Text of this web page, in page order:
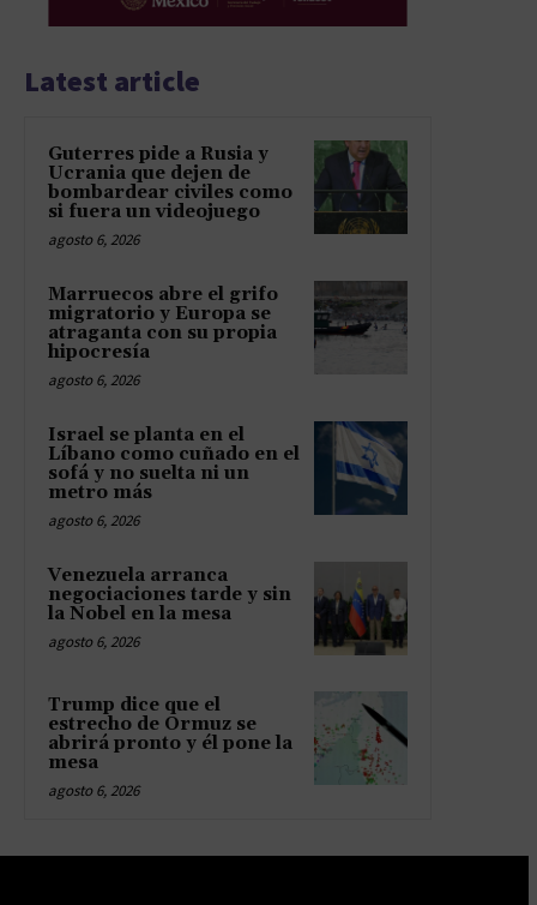
Latest article
Guterres pide a Rusia y
Ucrania que dejen de
bombardear civiles como
si fuera un videojuego
agosto 6, 2026
Marruecos abre el grifo
migratorio y Europa se
atraganta con su propia
hipocresía
agosto 6, 2026
Israel se planta en el
Líbano como cuñado en el
sofá y no suelta ni un
metro más
agosto 6, 2026
Venezuela arranca
negociaciones tarde y sin
la Nobel en la mesa
agosto 6, 2026
Trump dice que el
estrecho de Ormuz se
abrirá pronto y él pone la
mesa
agosto 6, 2026